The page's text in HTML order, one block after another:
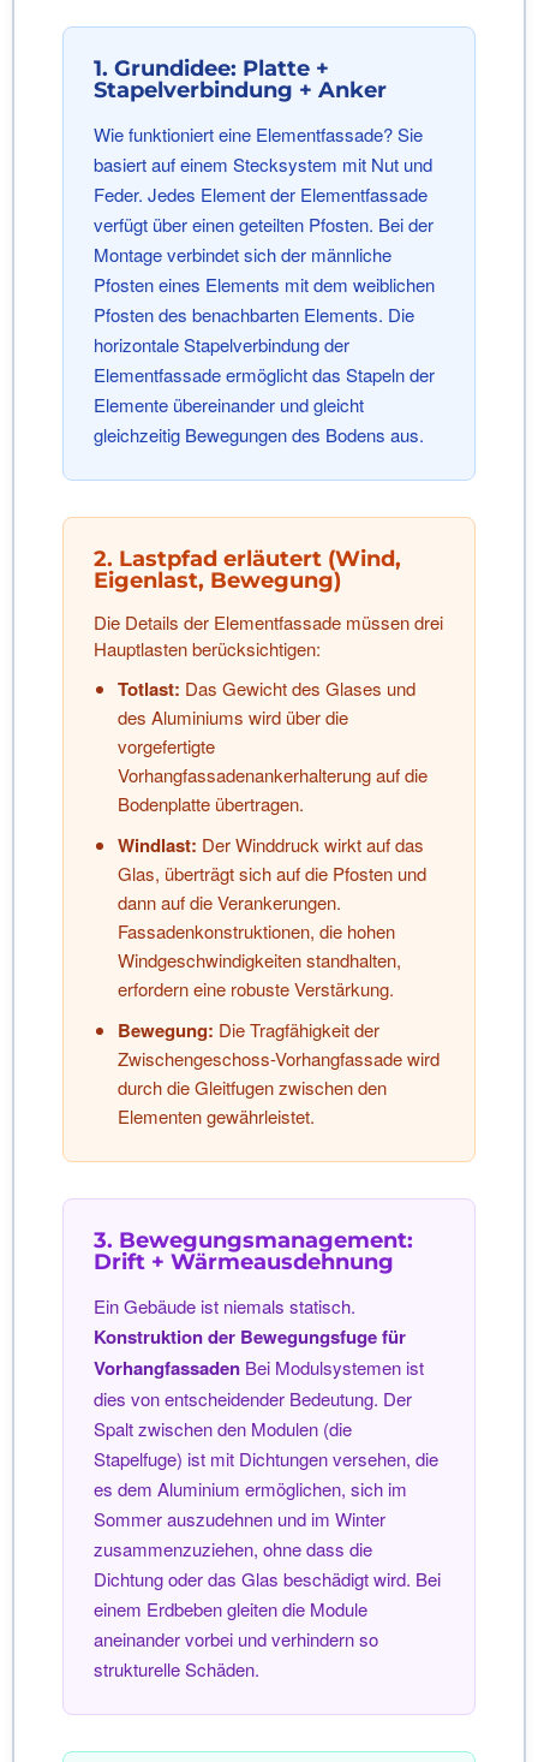
1. Grundidee: Platte +
Stapelverbindung + Anker
Wie funktioniert eine Elementfassade? Sie
basiert auf einem Stecksystem mit Nut und
Feder. Jedes Element der Elementfassade
verfügt über einen geteilten Pfosten. Bei der
Montage verbindet sich der männliche
Pfosten eines Elements mit dem weiblichen
Pfosten des benachbarten Elements. Die
horizontale Stapelverbindung der
Elementfassade ermöglicht das Stapeln der
Elemente übereinander und gleicht
gleichzeitig Bewegungen des Bodens aus.
2. Lastpfad erläutert (Wind,
Eigenlast, Bewegung)
Die Details der Elementfassade müssen drei
Hauptlasten berücksichtigen:
Totlast: Das Gewicht des Glases und
des Aluminiums wird über die
vorgefertigte
Vorhangfassadenankerhalterung auf die
Bodenplatte übertragen.
Windlast: Der Winddruck wirkt auf das
Glas, überträgt sich auf die Pfosten und
dann auf die Verankerungen.
Fassadenkonstruktionen, die hohen
Windgeschwindigkeiten standhalten,
erfordern eine robuste Verstärkung.
Bewegung: Die Tragfähigkeit der
Zwischengeschoss-Vorhangfassade wird
durch die Gleitfugen zwischen den
Elementen gewährleistet.
3. Bewegungsmanagement:
Drift + Wärmeausdehnung
Ein Gebäude ist niemals statisch.
Konstruktion der Bewegungsfuge für
Vorhangfassaden Bei Modulsystemen ist
dies von entscheidender Bedeutung. Der
Spalt zwischen den Modulen (die
Stapelfuge) ist mit Dichtungen versehen, die
es dem Aluminium ermöglichen, sich im
Sommer auszudehnen und im Winter
zusammenzuziehen, ohne dass die
Dichtung oder das Glas beschädigt wird. Bei
einem Erdbeben gleiten die Module
aneinander vorbei und verhindern so
strukturelle Schäden.